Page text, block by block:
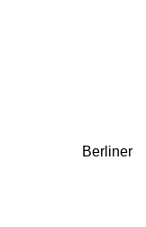
Berliner